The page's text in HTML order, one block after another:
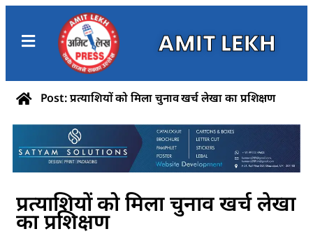
AMIT LEKH
Post: प्रत्याशियों को मिला चुनाव खर्च लेखा का प्रशिक्षण
प्रत्याशियों को मिला चुनाव खर्च लेखा
का प्रशिक्षण